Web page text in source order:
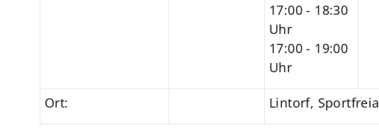
17:00 - 18:30
Uhr
17:00 - 19:00
Uhr
Ort: Lintorf,